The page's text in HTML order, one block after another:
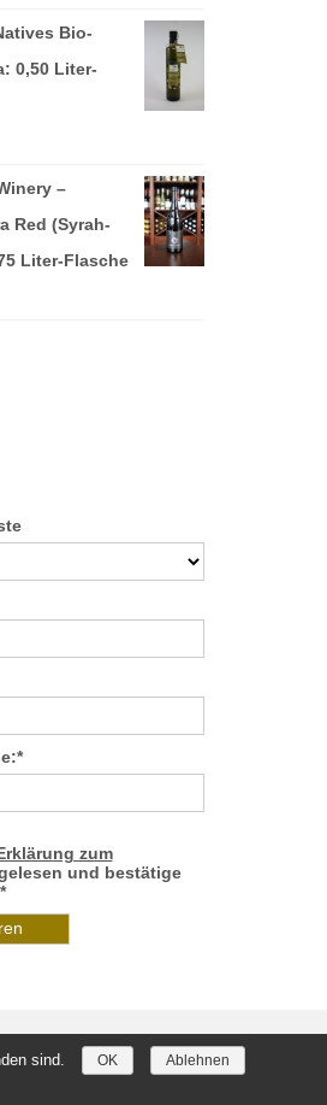
Bio-
0,50 Liter-
–
Red (Syrah-
Liter-Flasche
zum
und bestätige
AGB Impressum
sind. OK
Ablehnen